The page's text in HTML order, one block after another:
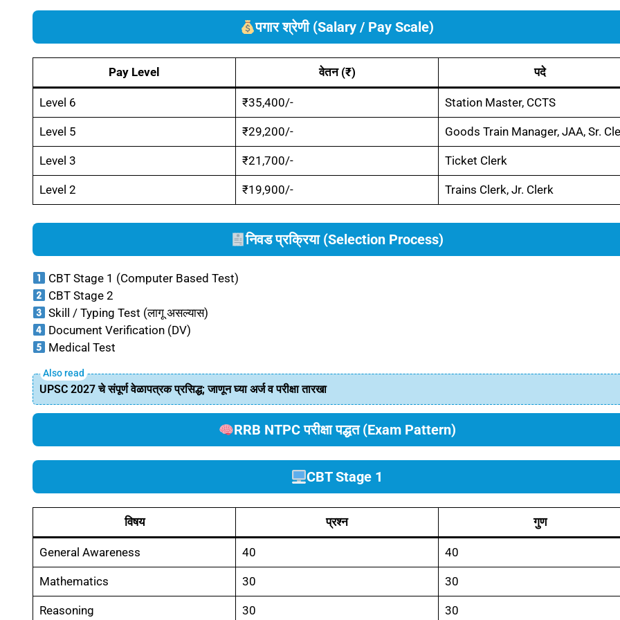
पगार श्रेणी (Salary / Pay Scale)
Pay Level वेतन (₹) पदे
Level 6 ₹35,400/- Station Master, CCTS
Level 5 ₹29,200/- Goods Train Manager, JAA, Sr.
Level 3 ₹21,700/- Ticket Clerk
Level 2 ₹19,900/- Trains Clerk, Jr. Clerk
निवड प्रक्रिया (Selection Process)
CBT Stage 1 (Computer Based Test)
CBT Stage 2
Skill / Typing Test (लागू असल्यास)
Document Verification (DV)
Medical Test
UPSC 2027 चे संपूर्ण वेळापत्रक प्रसिद्ध; जाणून घ्या अर्ज व परीक्षा तारखा
RRB NTPC परीक्षा पद्धत (Exam Pattern)
CBT Stage 1
विषय प्रश्न गुण
General Awareness 40 40
Mathematics 30 30
Reasoning 30 30